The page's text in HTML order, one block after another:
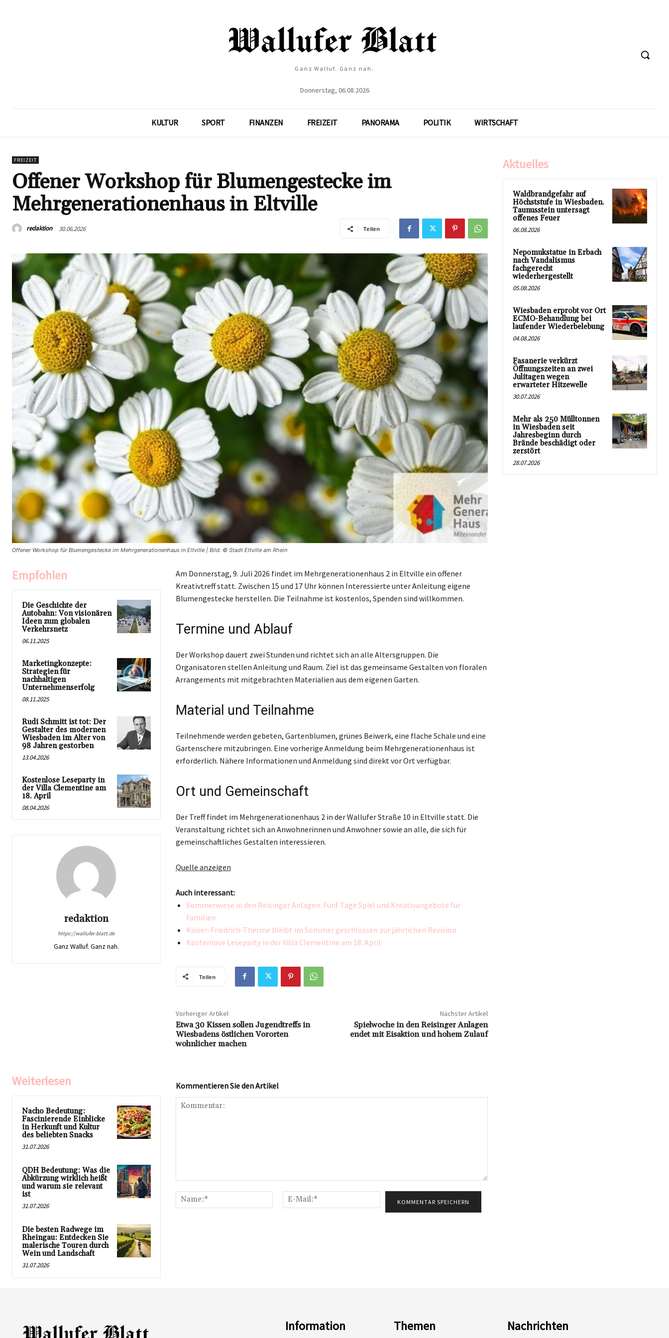
Ganz Walluf. Ganz nah.
Donnerstag, 06.08.2026
KULTUR SPORT FINANZEN FREIZEIT PANORAMA POLITIK WIRTSCHAFT
FREIZEIT
Offener Workshop für Blumengestecke im
Mehrgenerationenhaus in Eltville
redaktion 30.06.2026 Teilen
Offener Workshop für Blumengestecke im Mehrgenerationenhaus in Eltville | Bild: © Stadt Eltville am Rhein
Empfohlen
Die Geschichte der
Autobahn: Von visionären
Ideen zum globalen
Verkehrsnetz
06.11.2025
Marketingkonzepte:
Strategien für
nachhaltigen
Unternehmenserfolg
08.11.2025
Rudi Schmitt ist tot: Der
Gestalter des modernen
Wiesbaden im Alter von
98 Jahren gestorben
13.04.2026
Kostenlose Leseparty in
der Villa Clementine am
18. April
08.04.2026
redaktion
https://wallufer-blatt.de
Ganz Walluf. Ganz nah.
Am Donnerstag, 9. Juli 2026 findet im Mehrgenerationenhaus 2 in Eltville ein offener
Kreativtreff statt. Zwischen 15 und 17 Uhr können Interessierte unter Anleitung eigene
Blumengestecke herstellen. Die Teilnahme ist kostenlos, Spenden sind willkommen.
Termine und Ablauf
Der Workshop dauert zwei Stunden und richtet sich an alle Altersgruppen. Die
Organisatoren stellen Anleitung und Raum. Ziel ist das gemeinsame Gestalten von floralen
Arrangements mit mitgebrachten Materialien aus dem eigenen Garten.
Material und Teilnahme
Teilnehmende werden gebeten, Gartenblumen, grünes Beiwerk, eine flache Schale und eine
Gartenschere mitzubringen. Eine vorherige Anmeldung beim Mehrgenerationenhaus ist
erforderlich. Nähere Informationen und Anmeldung sind direkt vor Ort verfügbar.
Ort und Gemeinschaft
Der Treff findet im Mehrgenerationenhaus 2 in der Wallufer Straße 10 in Eltville statt. Die
Veranstaltung richtet sich an Anwohnerinnen und Anwohner sowie an alle, die sich für
gemeinschaftliches Gestalten interessieren.
Quelle anzeigen
Auch interessant:
Sommerwiese in den Reisinger Anlagen: Fünf Tage Spiel und Kreativangebote für
Familien
Kaiser-Friedrich-Therme bleibt im Sommer geschlossen zur jährlichen Revision
Kostenlose Leseparty in der Villa Clementine am 18. April
Teilen
Vorheriger Artikel
Etwa 30 Kissen sollen Jugendtreffs in
Wiesbadens östlichen Vororten
wohnlicher machen
Nächster Artikel
Spielwoche in den Reisinger Anlagen
endet mit Eisaktion und hohem Zulauf
Weiterlesen
Nacho Bedeutung:
Fascinierende Einblicke
in Herkunft und Kultur
des beliebten Snacks
31.07.2026
QDH Bedeutung: Was die
Abkürzung wirklich heißt
und warum sie relevant
ist
31.07.2026
Die besten Radwege im
Rheingau: Entdecken Sie
malerische Touren durch
Wein und Landschaft
31.07.2026
Kommentieren Sie den Artikel
Name:*
Mail:*
Aktuelles
Waldbrandgefahr auf
Höchststufe in Wiesbaden.
Taunusstein untersagt
offenes Feuer
06.08.2026
Nepomukstatue in Erbach
nach Vandalismus
fachgerecht
wiederhergestellt
05.08.2026
Wiesbaden erprobt vor Ort
ECMO-Behandlung bei
laufender Wiederbelebung
04.08.2026
Fasanerie verkürzt
Öffnungszeiten an zwei
Julitagen wegen
erwarteter Hitzewelle
30.07.2026
Mehr als 250 Mülltonnen
in Wiesbaden seit
Jahresbeginn durch
Brände beschädigt oder
zerstört
28.07.2026
Information Themen Nachrichten